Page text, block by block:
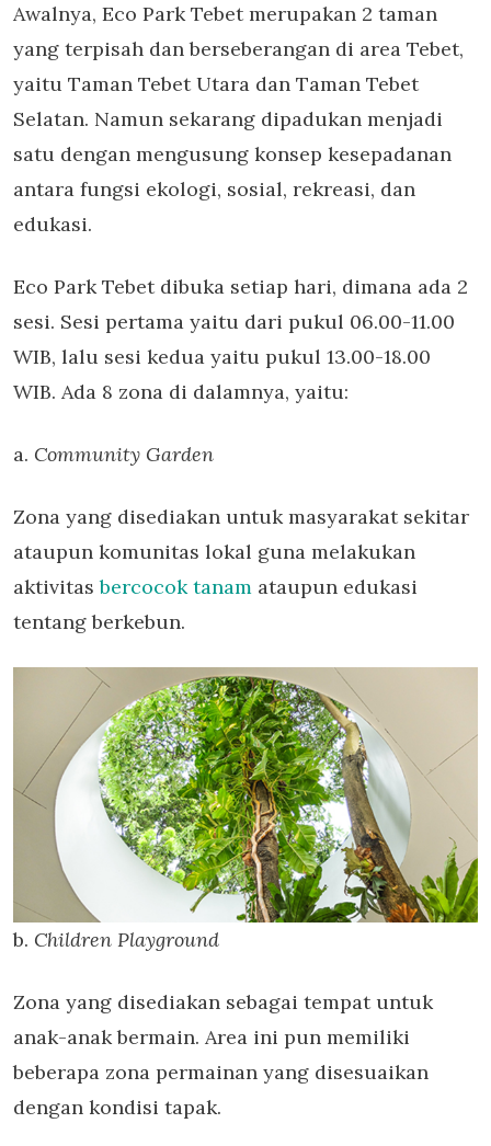
Awalnya, Eco Park Tebet merupakan 2 taman
yang terpisah dan berseberangan di area Tebet,
yaitu Taman Tebet Utara dan Taman Tebet
Selatan. Namun sekarang dipadukan menjadi
satu dengan mengusung konsep kesepadanan
antara fungsi ekologi, sosial, rekreasi, dan
edukasi.
Eco Park Tebet dibuka setiap hari, dimana ada 2
sesi. Sesi pertama yaitu dari pukul 06.00-11.00
WIB, lalu sesi kedua yaitu pukul 13.00-18.00
WIB. Ada 8 zona di dalamnya, yaitu:
a. Community Garden
Zona yang disediakan untuk masyarakat sekitar
ataupun komunitas lokal guna melakukan
aktivitasbercocok tanam ataupun edukasi
tentang berkebun.
b. Children Playground
Zona yang disediakan sebagai tempat untuk
anak-anak bermain. Area ini pun memiliki
beberapa zona permainan yang disesuaikan
dengan kondisi tapak.